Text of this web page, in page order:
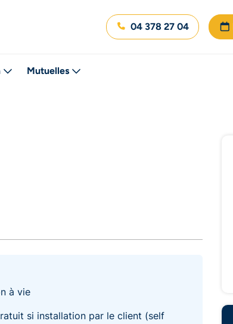
04 378 27 04
Mutuelles
à vie
si installation par le client (self